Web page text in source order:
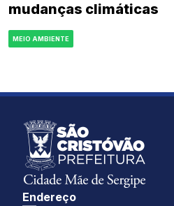
mudanças climáticas
MEIO AMBIENTE
Endereço